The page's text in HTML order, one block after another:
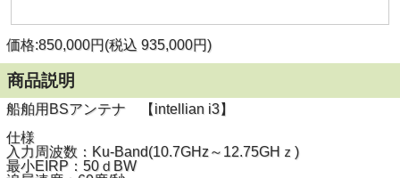
価格:850,000円(税込 935,000円)
商品説明
船舶用BSアンテナ 【intellian i3】
仕様
入力周波数：Ku-Band(10.7GHz～12.75GHｚ)
最小EIRP：50ｄBW